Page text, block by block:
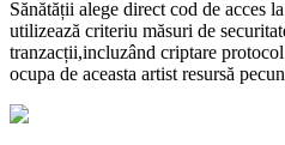
Sănătății alege direct cod de acces
utilizează criteriu măsuri de
tranzacții,incluzând criptare
ocupa de aceasta artist resursă